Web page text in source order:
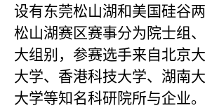
设有东莞松山湖和美国硅谷
松山湖赛区赛事分为院士组
大组别，参赛选手来自北京
大学、香港科技大学、湖南
大学等知名科研院所与企业